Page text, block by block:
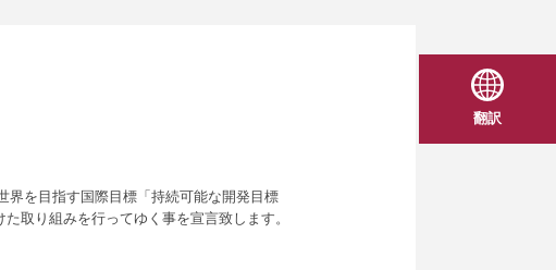
界を目指す国際目標「持続可能な開発目標
取り組みを行ってゆく事を宣言致します。
翻訳